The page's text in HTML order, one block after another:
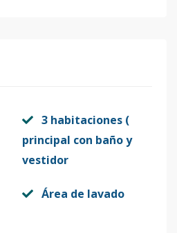
3 habitaciones (
principal con baño y
vestidor
Área de lavado